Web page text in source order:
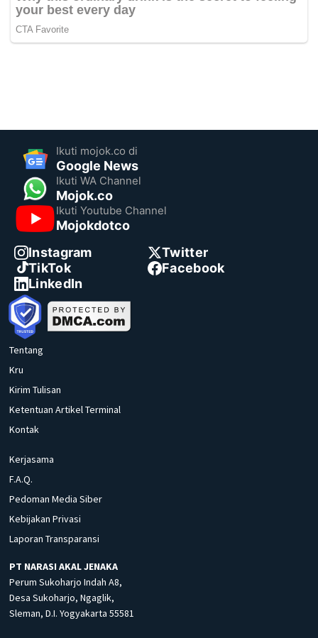
Ikuti mojok.co di
Google News
Ikuti WA Channel
Mojok.co
Ikuti Youtube Channel
Mojokdotco
Instagram
Twitter
TikTok
Facebook
LinkedIn
Tentang
Kru
Kirim Tulisan
Ketentuan Artikel Terminal
Kontak
Kerjasama
F.A.Q.
Pedoman Media Siber
Kebijakan Privasi
Laporan Transparansi
PT NARASI AKAL JENAKA
Perum Sukoharjo Indah A8,
Desa Sukoharjo, Ngaglik,
Sleman, D.I. Yogyakarta 55581